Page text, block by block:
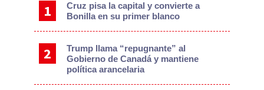
Cruz pisa la capital y convierte a
Bonilla en su primer blanco
Trump llama “repugnante” al
Gobierno de Canadá y mantiene
política arancelaria